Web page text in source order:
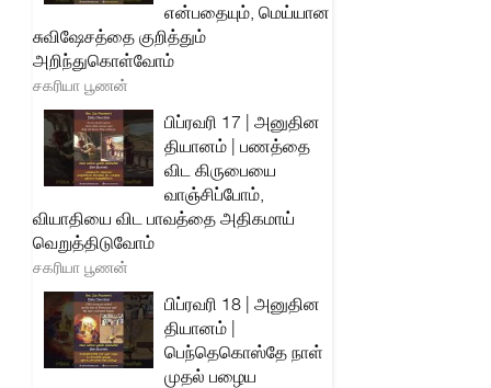
என்பதையும், மெய்யான
சுவிஷேசத்தை குறித்தும்
அறிந்துகொள்வோம்
சகரியா பூணன்
பிப்ரவரி 17 | அனுதின
தியானம் | பணத்தை
விட கிருபையை
வாஞ்சிப்போம்,
வியாதியை விட பாவத்தை அதிகமாய்
வெறுத்திடுவோம்
சகரியா பூணன்
பிப்ரவரி 18 | அனுதின
தியானம் |
பெந்தெகொஸ்தே நாள்
முதல் பழைய